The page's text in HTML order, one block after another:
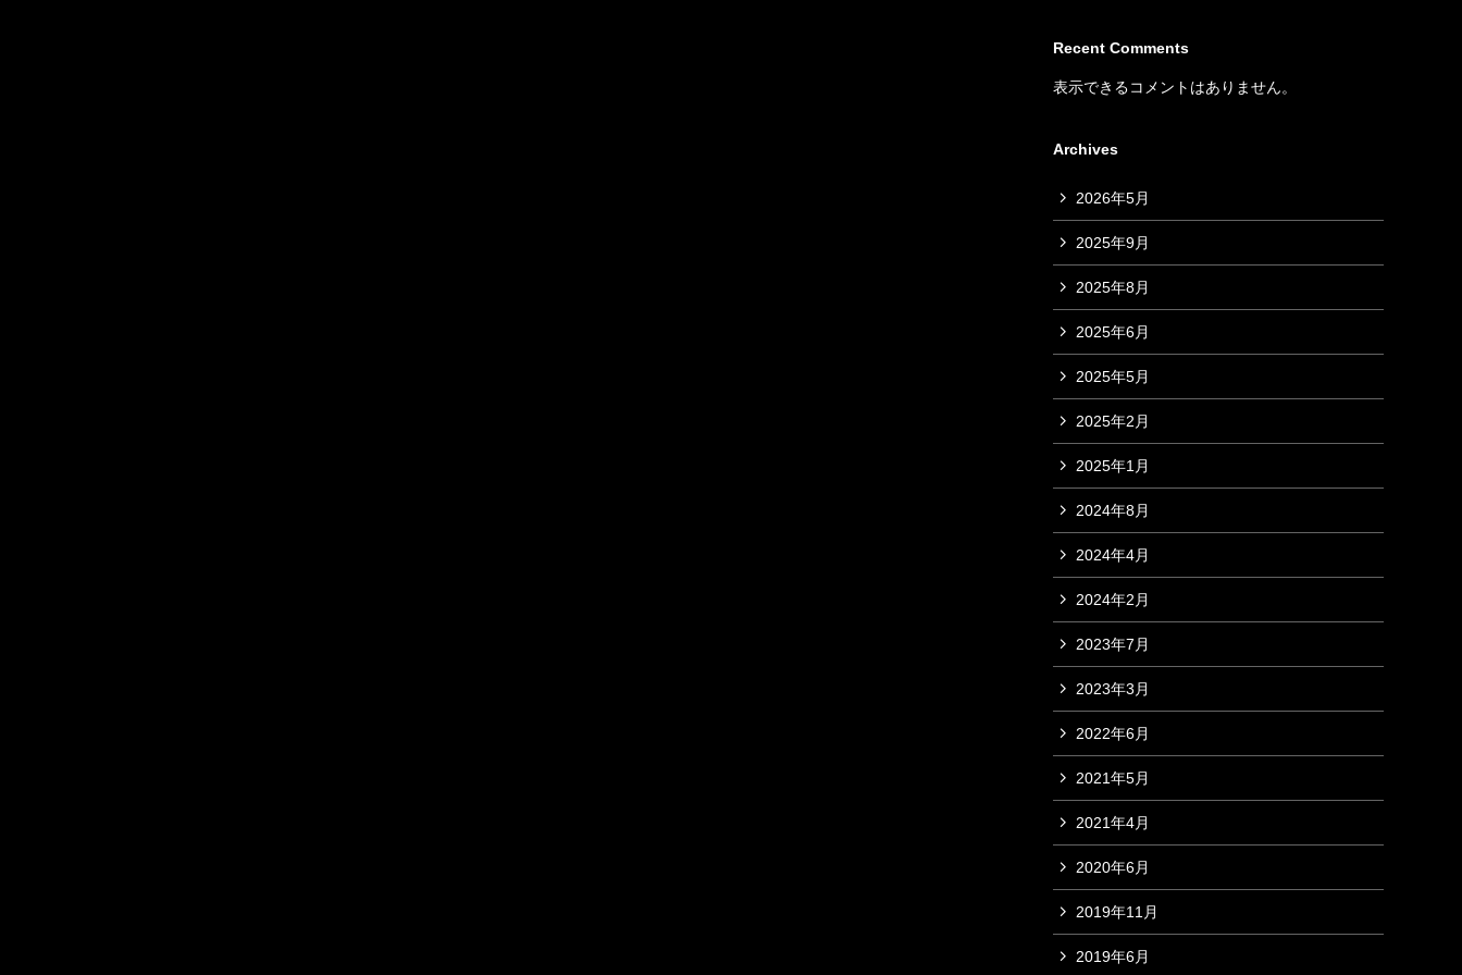
Recent Comments
表示できるコメントはありません。
Archives
2026年5月
2025年9月
2025年8月
2025年6月
2025年5月
2025年2月
2025年1月
2024年8月
2024年4月
2024年2月
2023年7月
2023年3月
2022年6月
2021年5月
2021年4月
2020年6月
2019年11月
2019年6月